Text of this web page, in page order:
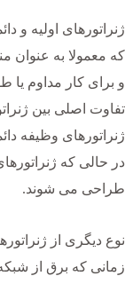
ژنراتورهای اولیه و
که معمولا به عنوان
و برای کار مداوم
تفاوت اصلی بین
ژنراتورهای وظیفه
در حالی که
طراحی می شوند.
نوع دیگری از
زمانی که برق از